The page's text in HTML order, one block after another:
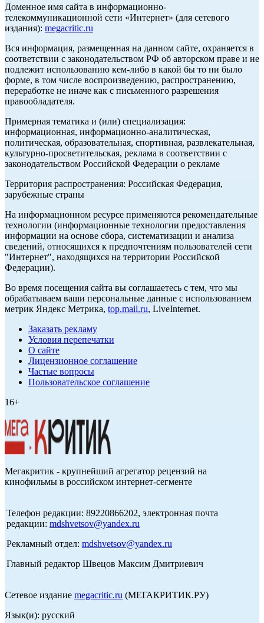
Доменное имя сайта в информационно-
телекоммуникационной сети «Интернет» (для сетевого
издания): megacritic.ru
Вся информация, размещенная на данном сайте, охраняется в
соответствии с законодательством РФ об авторском праве и не
подлежит использованию кем-либо в какой бы то ни было
форме, в том числе воспроизведению, распространению,
переработке не иначе как с письменного разрешения
правообладателя.
Примерная тематика и (или) специализация:
информационная, информационно-аналитическая,
политическая, образовательная, спортивная, развлекательная,
культурно-просветительская, реклама в соответствии с
законодательством Российской Федерации о рекламе
Территория распространения: Российская Федерация,
зарубежные страны
На информационном ресурсе применяются рекомендательные
технологии (информационные технологии предоставления
информации на основе сбора, систематизации и анализа
сведений, относящихся к предпочтениям пользователей сети
"Интернет", находящихся на территории Российской
Федерации).
Во время посещения сайта вы соглашаетесь с тем, что мы
обрабатываем ваши персональные данные с использованием
метрик Яндекс Метрика, top.mail.ru, LiveInternet.
Заказать рекламу
Условия перепечатки
О сайте
Лицензионное соглашение
Частые вопросы
Пользовательское соглашение
16+
Мегакритик - крупнейший агрегатор рецензий на
кинофильмы в российском интернет-сегменте
Телефон редакции: 89220866202, электронная почта
редакции: mdshvetsov@yandex.ru
Рекламный отдел: mdshvetsov@yandex.ru
Главный редактор Швецов Максим Дмитриевич
Сетевое издание megacritic.ru (МЕГАКРИТИК.РУ)
Язык(и): русский